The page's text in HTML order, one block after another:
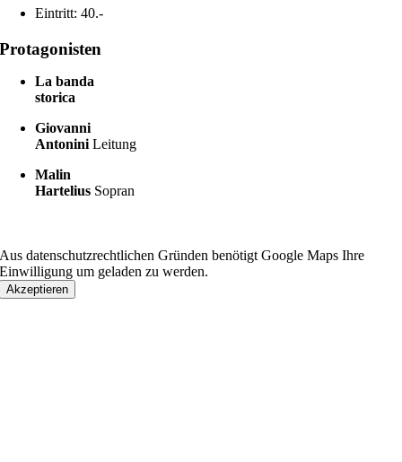
Eintritt: 40.-
Protagonisten
La banda
storica
Giovanni
AntoniniLeitung
Malin
Hartelius Sopran
Aus datenschutzrechtlichen Gründen benötigt Google Maps Ihre
Einwilligung um geladen zu werden.
Akzeptieren